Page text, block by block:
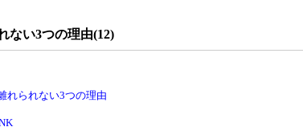
ない3つの理由(12)
れられない3つの理由